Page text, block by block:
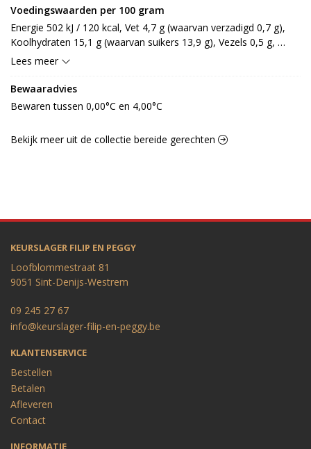
aardappelzetmeel, zout, aromaten [TARWE, SOJA, SESAMolie,
garnaalextract, maiszetmeel], specerij, zonnebloemolie,
stabilisator: E412, E415] (GLUTEN, SCHAALDIEREN)
Voedingswaarden per 100 gram
Energie 502 kJ / 120 kcal, Vet 4,7 g (waarvan verzadigd 0,7 g),
Koolhydraten 15,1 g (waarvan suikers 13,9 g), Vezels 0,5 g,
Eiwitten 4,3 g, Zout 0,9 g.
Lees meer
Bewaaradvies
Bewaren tussen 0,00°C en 4,00°C
Bekijk meer uit de collectie bereide gerechten
KEURSLAGER FILIP EN PEGGY
Loofblommestraat 81
9051 Sint-Denijs-Westrem
09 245 27 67
info@keurslager-filip-en-peggy.be
KLANTENSERVICE
Bestellen
Betalen
Afleveren
Contact
INFORMATIE